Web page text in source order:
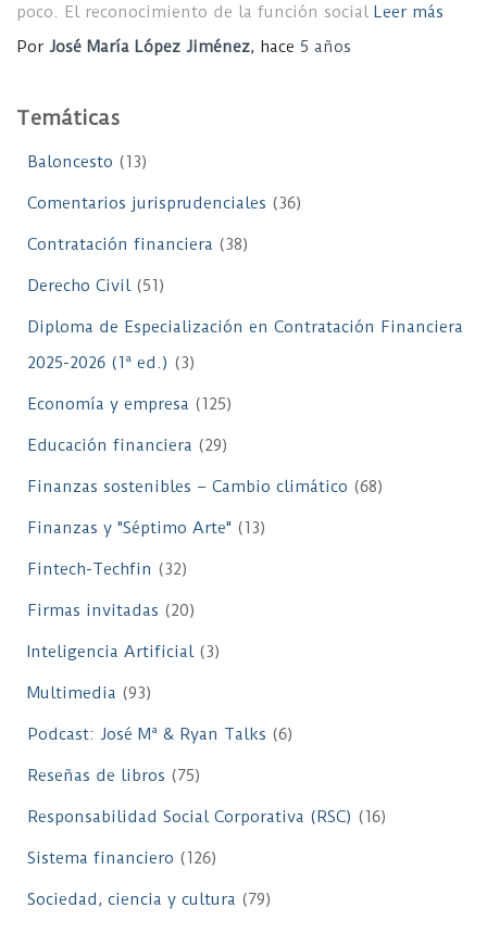
poco. El reconocimiento de la función social Leer más
Por José María López Jiménez, hace 5 años
Temáticas
Baloncesto (13)
Comentarios jurisprudenciales (36)
Contratación financiera (38)
Derecho Civil(51)
Diploma de Especialización en Contratación Financiera
2025-2026 (1ª ed.) (3)
Economía y empresa (125)
Educación financiera (29)
Finanzas sostenibles – Cambio climático (68)
Finanzas y "Séptimo Arte" (13)
Fintech-Techfin (32)
Firmas invitadas (20)
Inteligencia Artificial(3)
Multimedia (93)
Podcast: José Mª & Ryan Talks (6)
Reseñas de libros (75)
Responsabilidad Social Corporativa (RSC) (16)
Sistema financiero (126)
Sociedad, ciencia y cultura (79)